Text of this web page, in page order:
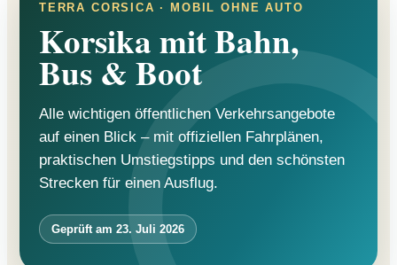
TERRA CORSICA · MOBIL OHNE AUTO
Korsika mit Bahn,
Bus & Boot
Alle wichtigen öffentlichen Verkehrsangebote
auf einen Blick – mit offiziellen Fahrplänen,
praktischen Umstiegstipps und den schönsten
Strecken für einen Ausflug.
Geprüft am 23. Juli 2026